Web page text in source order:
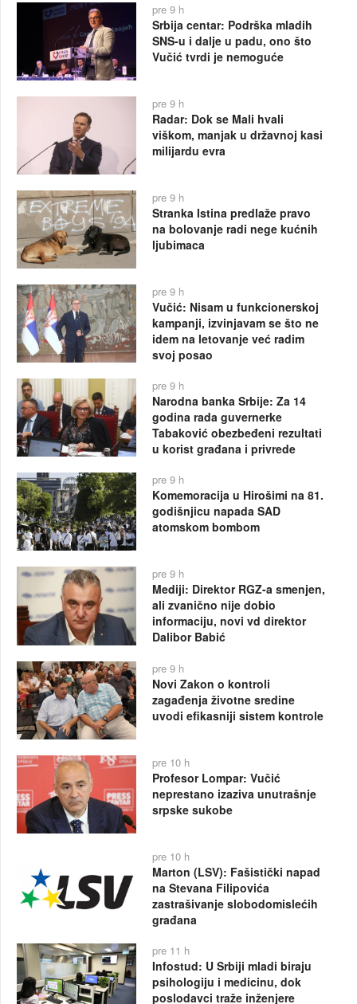
pre 9 h
Srbija centar: Podrška mladih
SNS-u i dalje u padu, ono što
Vučić tvrdi je nemoguće
pre 9 h
Radar: Dok se Mali hvali
viškom, manjak u državnoj kasi
milijardu evra
pre 9 h
Stranka Istina predlaže pravo
na bolovanje radi nege kućnih
ljubimaca
pre 9 h
Vučić: Nisam u funkcionerskoj
kampanji, izvinjavam se što ne
idem na letovanje već radim
svoj posao
pre 9 h
Narodna banka Srbije: Za 14
godina rada guvernerke
Tabaković obezbeđeni rezultati
u korist građana i privrede
pre 9 h
Komemoracija u Hirošimi na 81.
godišnjicu napada SAD
atomskom bombom
pre 9 h
Mediji: Direktor RGZ-a smenjen,
ali zvanično nije dobio
informaciju, novi vd direktor
Dalibor Babić
pre 9 h
Novi Zakon o kontroli
zagađenja životne sredine
uvodi efikasniji sistem kontrole
pre 10 h
Profesor Lompar: Vučić
neprestano izaziva unutrašnje
srpske sukobe
pre 10 h
Marton (LSV): Fašistički napad
na Stevana Filipovića
zastrašivanje slobodomislećih
građana
pre 11 h
Infostud: U Srbiji mladi biraju
psihologiju i medicinu, dok
poslodavci traže inženjere